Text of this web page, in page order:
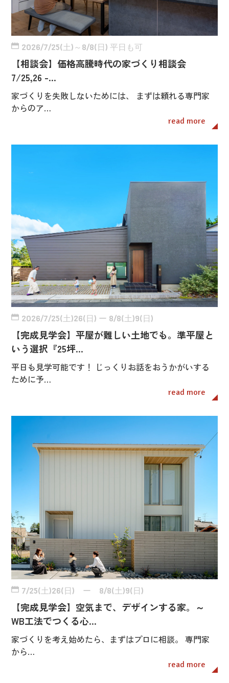
2026/7/25(土)～8/8(日) 平日も可
【相談会】価格高騰時代の家づくり相談会
7/25,26 -…
家づくりを失敗しないためには、 まずは頼れる専門家
からのア…
read more
2026/7/25(土)26(日) ー 8/8(土)9(日)
【完成見学会】平屋が難しい土地でも。準平屋と
いう選択『25坪…
平日も見学可能です！ じっくりお話をおうかがいする
ために予…
read more
7/25(土)26(日) ー 8/8(土)9(日)
【完成見学会】空気まで、デザインする家。～
WB工法でつくる心…
家づくりを考え始めたら、まずはプロに相談。 専門家
から…
read more